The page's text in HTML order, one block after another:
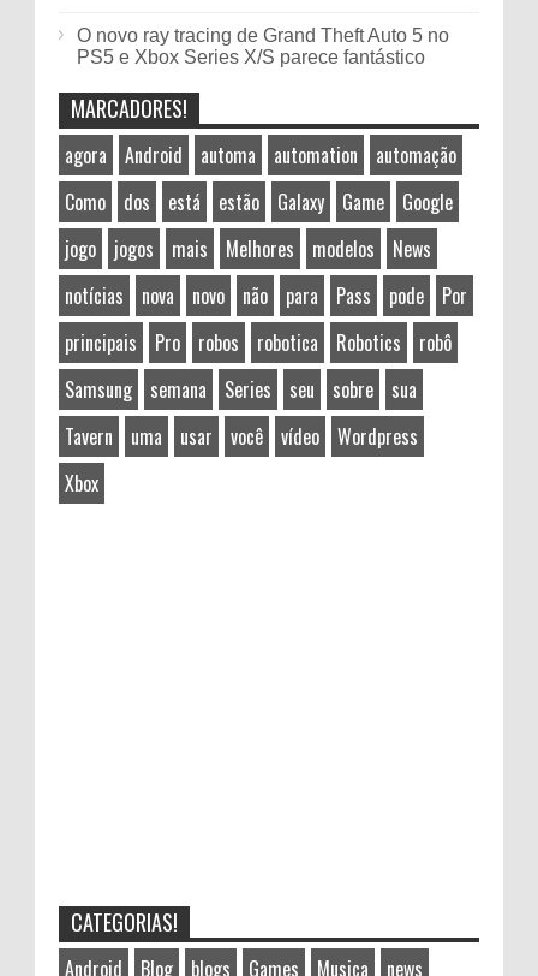
O novo ray tracing de Grand Theft Auto 5 no
PS5 e Xbox Series X/S parece fantástico
MARCADORES!
agora Android automa automation
automação
Como
dos está estão Galaxy Game
Google
jogo
jogos mais Melhores modelos
News
notícias
nova novo não para Pass pode
Por
principais
Pro robos robotica Robotics
robô
Samsung
semana Series seu sobre
sua
Tavern
uma usar você vídeo
Wordpress
Xbox
CATEGORIAS!
Android Blog blogs Games Musica news